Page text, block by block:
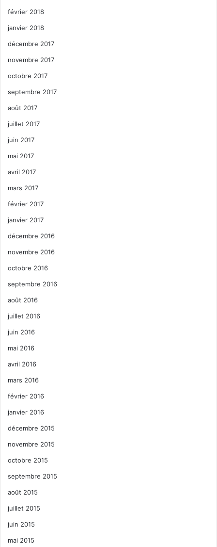
février 2018
janvier 2018
décembre 2017
novembre 2017
octobre 2017
septembre 2017
août 2017
juillet 2017
juin 2017
mai 2017
avril 2017
mars 2017
février 2017
janvier 2017
décembre 2016
novembre 2016
octobre 2016
septembre 2016
août 2016
juillet 2016
juin 2016
mai 2016
avril 2016
mars 2016
février 2016
janvier 2016
décembre 2015
novembre 2015
octobre 2015
septembre 2015
août 2015
juillet 2015
juin 2015
mai 2015